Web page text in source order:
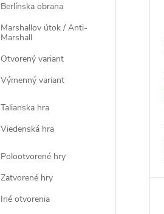
Berlínska obrana
Marshallov útok / Anti-
Marshall
Otvorený variant
Výmenný variant
Talianska hra
Viedenská hra
Polootvorené hry
Zatvorené hry
Iné otvorenia